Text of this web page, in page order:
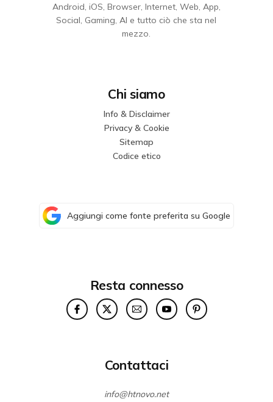
Android, iOS, Browser, Internet, Web, App,
Social, Gaming, AI e tutto ciò che sta nel
mezzo.
Chi siamo
Info & Disclaimer
Privacy & Cookie
Sitemap
Codice etico
Aggiungi come fonte preferita su Google
Resta connesso
Contattaci
info@htnovo.net